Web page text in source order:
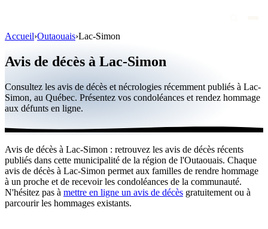
Personnalités publiques
Québec
Canada
International
Par région
Par ville
Maisons funéraires
Accueil›Outaouais›Lac-Simon
Avis de décès à Lac-Simon
Consultez les avis de décès et nécrologies récemment publiés à Lac-
Simon, au Québec. Présentez vos condoléances et rendez hommage
aux défunts en ligne.
Avis de décès à Lac-Simon : retrouvez les avis de décès récents
publiés dans cette municipalité de la région de l'Outaouais. Chaque
avis de décès à Lac-Simon permet aux familles de rendre hommage
à un proche et de recevoir les condoléances de la communauté.
N'hésitez pas à mettre en ligne un avis de décès gratuitement ou à
parcourir les hommages existants.